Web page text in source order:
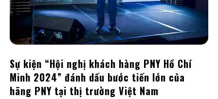
Sự kiện “Hội nghị khách hàng PNY Hồ Chí
Minh 2024” đánh dấu bước tiến lớn của
hãng PNY tại thị trường Việt Nam